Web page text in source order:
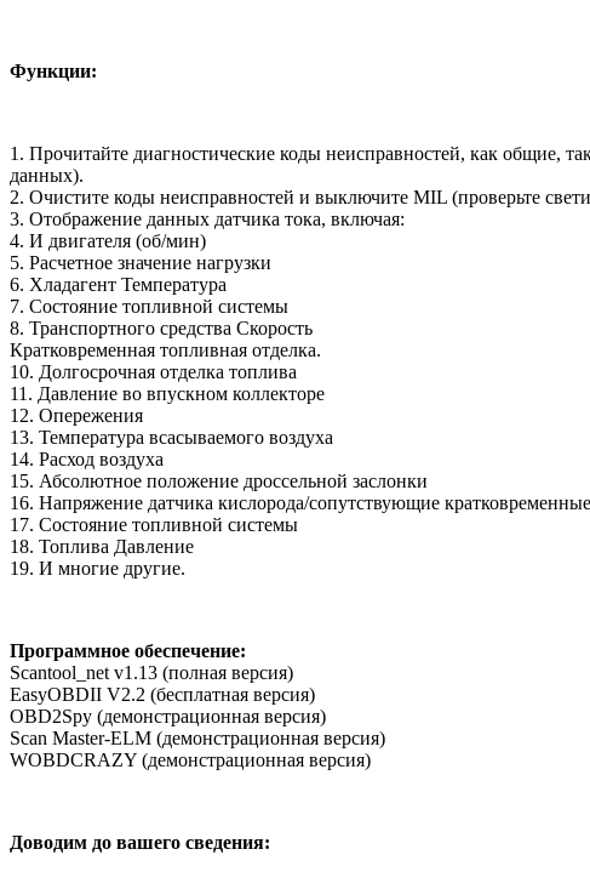
Функции:
1. Прочитайте диагностические коды неисправностей, как общие,
данных).
2. Очистите коды неисправностей и выключите MIL (проверьте
3. Отображение данных датчика тока, включая:
4. И двигателя (об/мин)
5. Расчетное значение нагрузки
6. Хладагент Температура
7. Состояние топливной системы
8. Транспортного средства Скорость
Кратковременная топливная отделка.
10. Долгосрочная отделка топлива
11. Давление во впускном коллекторе
12. Опережения
13. Температура всасываемого воздуха
14. Расход воздуха
15. Абсолютное положение дроссельной заслонки
16. Напряжение датчика кислорода/сопутствующие
17. Состояние топливной системы
18. Топлива Давление
19. И многие другие.
Программное обеспечение:
Scantool_net v1.13 (полная версия)
EasyOBDII V2.2 (бесплатная версия)
OBD2Spy (демонстрационная версия)
Scan Master-ELM (демонстрационная версия)
WOBDCRAZY (демонстрационная версия)
Доводим до вашего сведения: